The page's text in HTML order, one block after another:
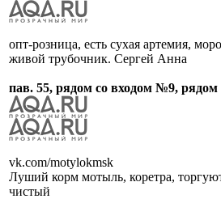
опт-розница, есть сухая артемия,
живой трубочник. Сергей Анна
пав. 55, рядом со входом №9, рядом
vk.com/motylokmsk
Луший корм мотыль, коретра,
чистый